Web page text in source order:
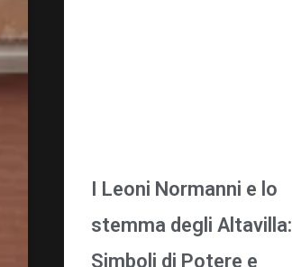
I Leoni Normanni e lo
stemma degli Altavilla:
Simboli di Potere e